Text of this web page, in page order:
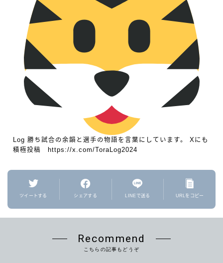
Log 勝ち試合の余韻と選手の物語を言葉にしています。 Xにも
積極投稿 https://x.com/ToraLog2024
ツイートする シェアする LINEで送る URLをコピー
Recommend
こちらの記事もどうぞ